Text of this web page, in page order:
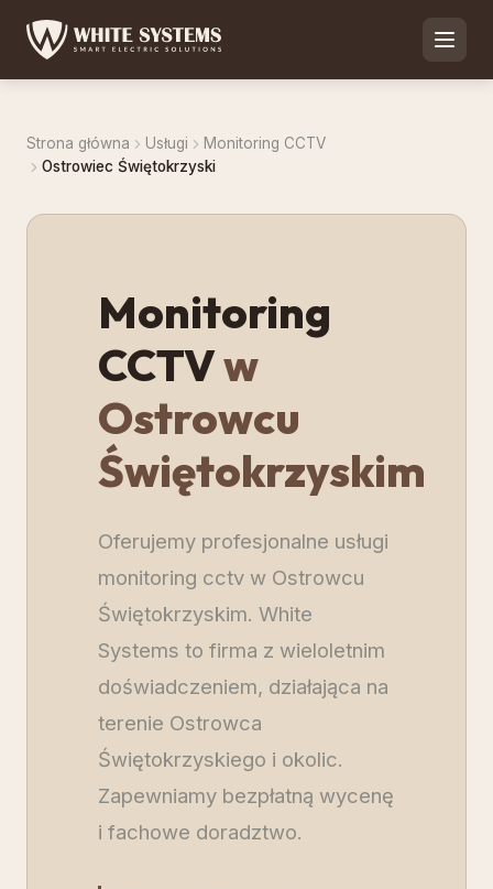
Strona główna Usługi
Monitoring CCTV
Ostrowiec Świętokrzyski
Monitoring
CCTVw
Ostrowcu
Świętokrzyskim
Oferujemy profesjonalne usługi
monitoring cctv w Ostrowcu
Świętokrzyskim. White
Systems to firma z wieloletnim
doświadczeniem, działająca na
terenie Ostrowca
Świętokrzyskiego i okolic.
Zapewniamy bezpłatną wycenę
i fachowe doradztwo.